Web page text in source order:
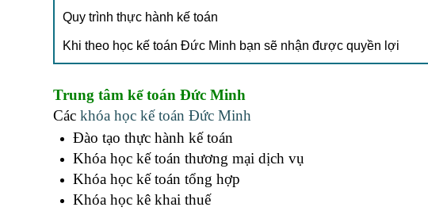
Quy trình thực hành kế toán
Khi theo học kế toán Đức Minh bạn sẽ nhận được quyền lợi
Trung tâm kế toán Đức Minh
Các khóa học kế toán Đức Minh
Đào tạo thực hành kế toán
Khóa học kế toán thương mại dịch vụ
Khóa học kế toán tổng hợp
Khóa học kê khai thuế